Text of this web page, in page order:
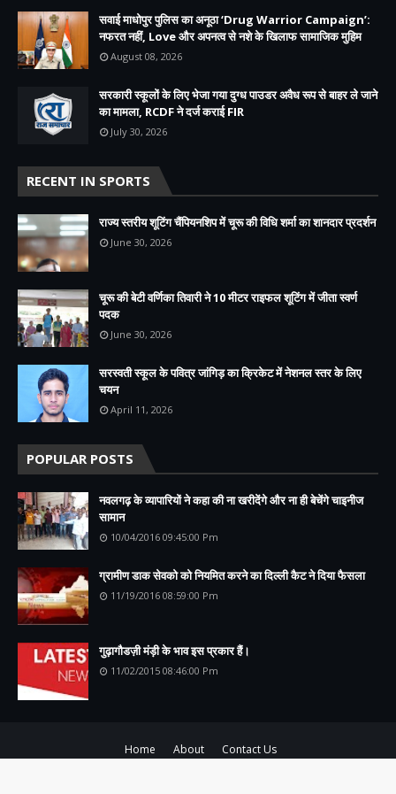
सवाई माधोपुर पुलिस का अनूठा ‘Drug Warrior Campaign’:
नफरत नहीं, Love और अपनत्व से नशे के खिलाफ सामाजिक मुहिम
August 08, 2026
सरकारी स्कूलों के लिए भेजा गया दुग्ध पाउडर अवैध रूप से बाहर ले जाने
का मामला, RCDF ने दर्ज कराई FIR
July 30, 2026
RECENT IN SPORTS
राज्य स्तरीय शूटिंग चैंपियनशिप में चूरू की विधि शर्मा का शानदार प्रदर्शन
June 30, 2026
चूरू की बेटी वर्णिका तिवारी ने 10 मीटर राइफल शूटिंग में जीता स्वर्ण
पदक
June 30, 2026
सरस्वती स्कूल के पवित्र जांगिड़ का क्रिकेट में नेशनल स्तर के लिए
चयन
April 11, 2026
POPULAR POSTS
नवलगढ़ के व्यापारियों ने कहा की ना खरीदेंगे और ना ही बेचेंगे चाइनीज
सामान
10/04/2016 09:45:00 Pm
ग्रामीण डाक सेवको को नियमित करने का दिल्ली कैट ने दिया फैसला
11/19/2016 08:59:00 Pm
गुढ़ागौडज़ी मंड़ी के भाव इस प्रकार हैं।
11/02/2015 08:46:00 Pm
Home About
Contact Us